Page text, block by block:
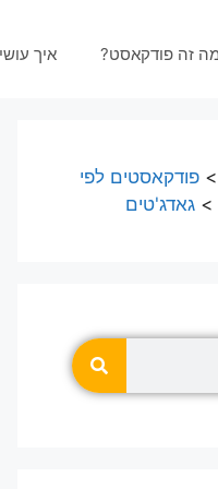
מה זה פודקאסט? איך
>פודקאסטים לפי
> גאדג'טים